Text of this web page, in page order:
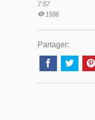
7:57
1596
Partager: